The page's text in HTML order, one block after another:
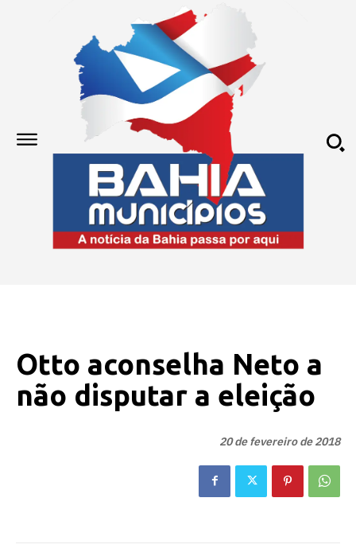
Otto aconselha Neto a
não disputar a eleição
20 de fevereiro de 2018